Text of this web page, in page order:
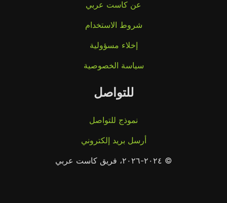
عن كاست عربي
شروط الاستخدام
إخلاء مسؤولية
سياسة الخصوصية
للتواصل
نموذج للتواصل
أرسل بريد إلكتروني
© ٢٠٢٤-٢٠٢٦، فريق كاست عربي